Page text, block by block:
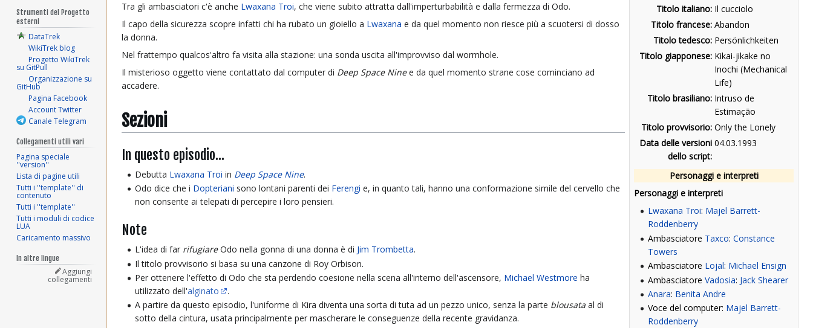
Titolo italiano: Il cucciolo
Titolo francese: Abandon
Titolo tedesco: Persönlichkeiten
Titolo giapponese: Kikai-jikake no
Inochi (Mechanical
Life)
Titolo brasiliano: Intruso de
Estimação
Titolo provvisorio: Only the Lonely
Data delle versioni
dello script:
04.03.1993
Personaggi e interpreti
Personaggi e interpreti
Lwaxana Troi: Majel Barrett-
Roddenberry
Ambasciatore Taxco: Constance
Towers
Ambasciatore Lojal: Michael Ensign
Ambasciatore Vadosia: Jack Shearer
Anara: Benita Andre
Voce del computer: Majel Barrett-
Roddenberry
Tra gli ambasciatori c'è anche Lwaxana Troi, che viene subito attratta dall'imperturbabilità e dalla fermezza di Odo.
Il capo della sicurezza scopre infatti chi ha rubato un gioiello a Lwaxana e da quel momento non riesce più a scuotersi di dosso
la donna.
Nel frattempo qualcos'altro fa visita alla stazione: una sonda uscita all'improvviso dal wormhole.
Il misterioso oggetto viene contattato dal computer di Deep Space Ninee da quel momento strane cose cominciano ad
accadere.
Sezioni
In questo episodio...
Debutta Lwaxana Troi in Deep Space Nine.
Odo dice che i Dopteriani sono lontani parenti dei Ferengi e, in quanto tali, hanno una conformazione simile del cervello che
non consente ai telepati di percepire i loro pensieri.
Note
L'idea di far rifugiareOdo nella gonna di una donna è di Jim Trombetta.
Il titolo provvisorio si basa su una canzone di Roy Orbison.
Per ottenere l'effetto di Odo che sta perdendo coesione nella scena all'interno dell'ascensore, Michael Westmore ha
utilizzato dell'alginato
.
A partire da questo episodio, l'uniforme di Kira diventa una sorta di tuta ad un pezzo unico, senza la parte blousata al di
sotto della cintura, usata principalmente per mascherare le conseguenze della recente gravidanza.
Strumenti del Progetto
esterni
DataTrek
WikiTrek blog
Progetto WikiTrek
su GitPull
Organizzazione su
GitHub
Pagina Facebook
Account Twitter
Canale Telegram
Collegamenti utili vari
Pagina speciale
''version''
Lista di pagine utili
Tutti i ''template'' di
contenuto
Tutti i ''template''
Tutti i moduli di codice
LUA
Caricamento massivo
In altre lingue
Aggiungi
collegamenti